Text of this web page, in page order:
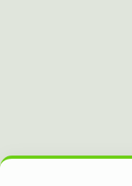
güncel giriş